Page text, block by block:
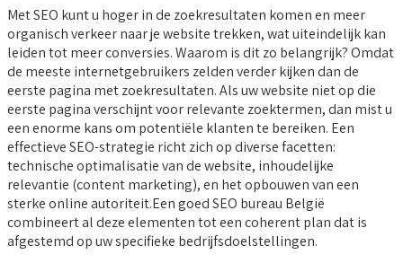
Met SEO kunt u hoger in de zoekresultaten komen en meer
organisch verkeer naar je website trekken, wat uiteindelijk kan
leiden tot meer conversies. Waarom is dit zo belangrijk? Omdat
de meeste internetgebruikers zelden verder kijken dan de
eerste pagina met zoekresultaten. Als uw website niet op die
eerste pagina verschijnt voor relevante zoektermen, dan mist u
een enorme kans om potentiële klanten te bereiken. Een
effectieve SEO-strategie richt zich op diverse facetten:
technische optimalisatie van de website, inhoudelijke
relevantie (content marketing), en het opbouwen van een
sterke online autoriteit.Een goed SEO bureau België
combineert al deze elementen tot een coherent plan dat is
afgestemd op uw specifieke bedrijfsdoelstellingen.